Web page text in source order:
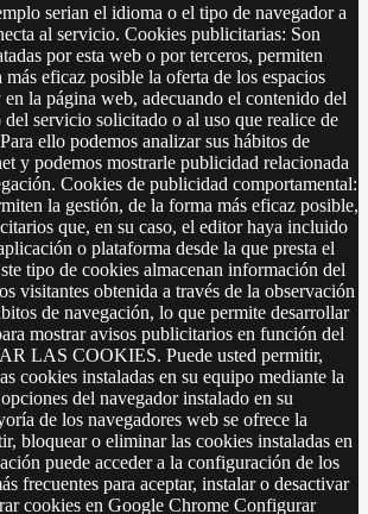
serian el idioma o el tipo de navegador a
al servicio. Cookies publicitarias: Son
por esta web o por terceros, permiten
eficaz posible la oferta de los espacios
la página web, adecuando el contenido del
servicio solicitado o al uso que realice de
ello podemos analizar sus hábitos de
y podemos mostrarle publicidad relacionada
Cookies de publicidad comportamental:
la gestión, de la forma más eficaz posible,
que, en su caso, el editor haya incluido
o plataforma desde la que presta el
tipo de cookies almacenan información del
visitantes obtenida a través de la observación
de navegación, lo que permite desarrollar
mostrar avisos publicitarios en función del
LAS COOKIES. Puede usted permitir,
cookies instaladas en su equipo mediante la
del navegador instalado en su
de los navegadores web se ofrece la
bloquear o eliminar las cookies instaladas en
puede acceder a la configuración de los
frecuentes para aceptar, instalar o desactivar
cookies en Google Chrome Configurar